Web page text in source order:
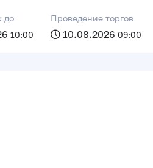
до
10:00
Проведение торгов
10.08.2026 09:00